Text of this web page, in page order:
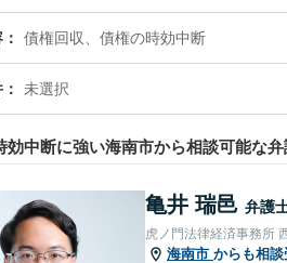
債権回収、債権の時効中断
未選択
効中断に強い海南市から相談可能な弁
亀井 瑞邑 弁護
虎ノ門法律経済事務所
海南市 からも相談